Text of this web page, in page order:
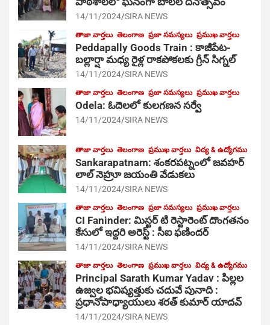
14/11/2024 SIRA NEWS
తాజా వార్తలు తెలంగాణ ప్రజా సమస్యలు ప్రముఖ వార్తలు
Peddapally Goods Train : కాజీపేట-
బల్లార్షా మధ్య రైళ్ల రాకపోకలకు గ్రీన్ సిగ్నల్
14/11/2024 SIRA NEWS
తాజా వార్తలు తెలంగాణ ప్రజా సమస్యలు ప్రముఖ వార్తలు
Odela: ఓదెలలో కులగణన సర్వే
14/11/2024 SIRA NEWS
తాజా వార్తలు తెలంగాణ ప్రముఖ వార్తలు విద్య & ఉద్యోగము
Sankarapatnam: శంకరపట్నంలో జవహర్
లాల్ నెహ్రూ జయంతి వేడుకలు
14/11/2024 SIRA NEWS
తాజా వార్తలు తెలంగాణ ప్రజా సమస్యలు ప్రముఖ వార్తలు
CI Faninder: మిస్టర్ టి రెస్టారెంట్ దొంగతనం
కేసులో ఇద్దరి అరెస్ట్ : సీఐ ఫణిందర్
14/11/2024 SIRA NEWS
తాజా వార్తలు తెలంగాణ ప్రముఖ వార్తలు విద్య & ఉద్యోగము
Principal Sarath Kumar Yadav : పిల్లల
ఉజ్వల భవిష్యత్తుకు చదువే పునాది :
ప్రధానోపాధ్యాయులు శరత్ కుమార్ యాదవ్
14/11/2024 SIRA NEWS